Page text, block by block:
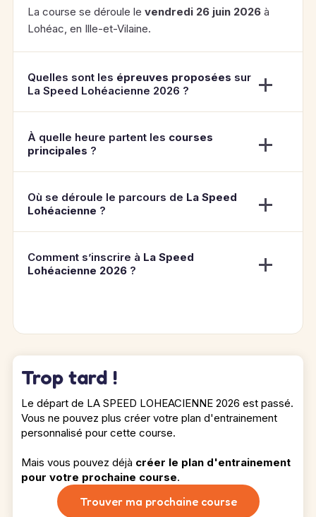
La course se déroule le vendredi 26 juin 2026 à
Lohéac, en Ille-et-Vilaine.
Quelles sont les épreuves proposées sur
La Speed Lohéacienne 2026 ?
À quelle heure partent les courses
principales ?
Où se déroule le parcours de La Speed
Lohéacienne ?
Comment s’inscrire à La Speed
Lohéacienne 2026 ?
Trop tard !
Le départ de LA SPEED LOHEACIENNE 2026 est passé.
Vous ne pouvez plus créer votre plan d'entrainement
personnalisé pour cette course.
Mais vous pouvez déjà créer le plan d'entrainement
pour votre prochaine course.
Trouver ma prochaine course